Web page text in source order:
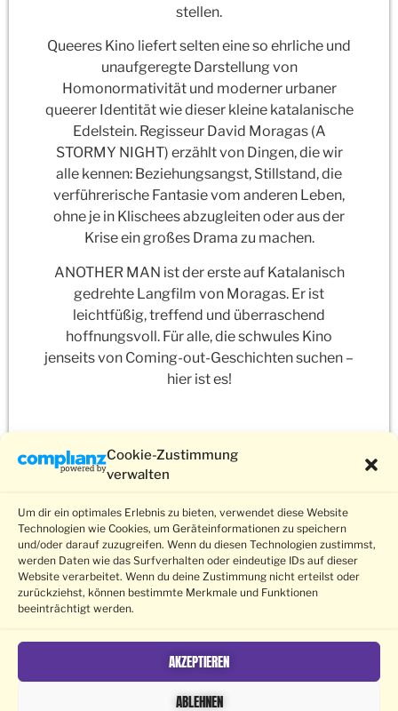
Cookie-Zustimmung
verwalten
Um dir ein optimales Erlebnis zu bieten, verwendet diese Website
Technologien wie Cookies, um Geräteinformationen zu speichern
und/oder darauf zuzugreifen. Wenn du diesen Technologien zustimmst,
werden Daten wie das Surfverhalten oder eindeutige IDs auf dieser
Website verarbeitet. Wenn du deine Zustimmung nicht erteilst oder
zurückziehst, können bestimmte Merkmale und Funktionen
beeinträchtigt werden.
AKZEPTIEREN
ABLEHNEN
stellen.
Queeres Kino liefert selten eine so ehrliche und
unaufgeregte Darstellung von
Homonormativität und moderner urbaner
queerer Identität wie dieser kleine katalanische
Edelstein. Regisseur David Moragas (A
STORMY NIGHT) erzählt von Dingen, die wir
alle kennen: Beziehungsangst, Stillstand, die
verführerische Fantasie vom anderen Leben,
ohne je in Klischees abzugleiten oder aus der
Krise ein großes Drama zu machen.
ANOTHER MAN ist der erste auf Katalanisch
gedrehte Langfilm von Moragas. Er ist
leichtfüßig, treffend und überraschend
hoffnungsvoll. Für alle, die schwules Kino
jenseits von Coming-out-Geschichten suchen –
hier ist es!
ZURÜCK ZUR PROGRAMMÜBERSICHT
Kontakt
Submissions
Barrierefreiheit
Impressum
Datenschutz
© 2026 Schwule Filmwoche Freiburg e.V.